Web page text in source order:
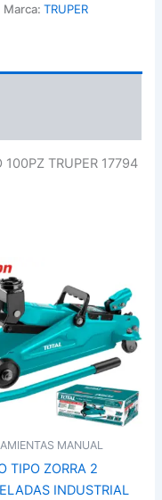
Marca:TRUPER
100PZ TRUPER 17794
MANUAL
TIPO ZORRA 2
INDUSTRIAL